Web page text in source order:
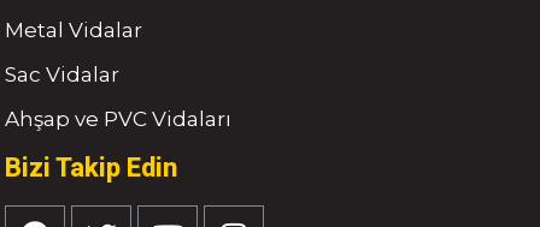
Metal Vidalar
Sac Vidalar
Ahşap ve PVC Vidaları
Bizi Takip Edin